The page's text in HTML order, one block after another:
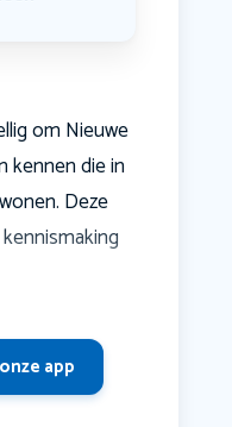
om Nieuwe
kennen die in
Deze
app